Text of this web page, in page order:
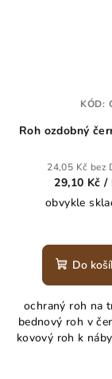
Roh ozdobný
24,05 Kč bez
29,10 Kč /
obvykle
Do
ochraný roh na
bednový roh v
kovový roh k
KÓD: